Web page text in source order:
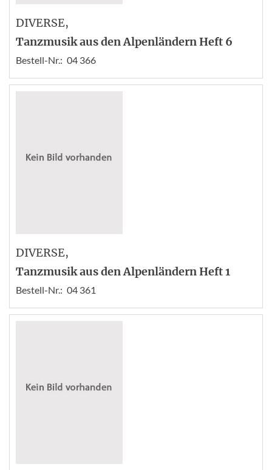
DIVERSE,
Tanzmusik aus den Alpenländern Heft 6
Bestell-Nr.: 04 366
DIVERSE,
Tanzmusik aus den Alpenländern Heft 1
Bestell-Nr.: 04 361